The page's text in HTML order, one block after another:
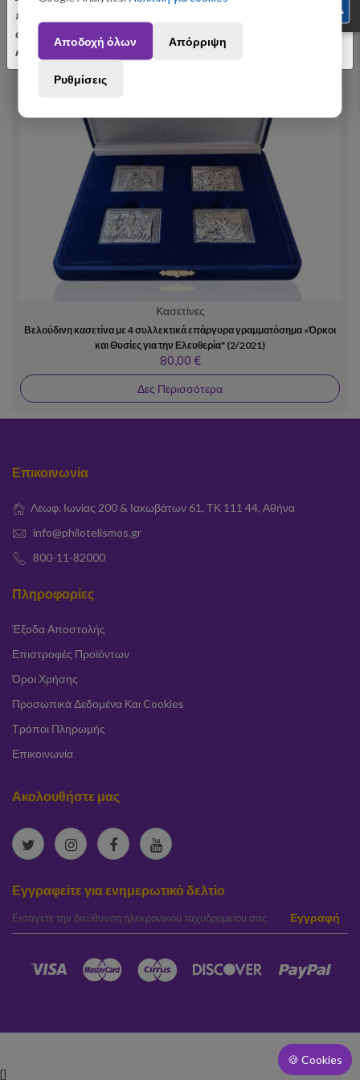
πραγματοποιηθούν από 3 έως 31 Αυγούστου ενδέχεται να
αποσταλούν με σχετική καθυστέρηση. Ευχαριστούμε για την
κατανόηση.
Κασετίνες
Βελούδινη κασετίνα με 4 συλλεκτικά επάργυρα γραμματόσημα «Όρκοι
και Θυσίες για την Ελευθερία" (2/2021)
80,00 €
Δες Περισσότερα
Επικοινωνία
Λεωφ. Ιωνίας 200 & Ιακωβάτων 61, ΤΚ 111 44, Αθήνα
info@philotelismos.gr
800-11-82000
Πληροφορίες
Έξοδα Αποστολής
Επιστροφές Προϊόντων
Όροι Χρήσης
Προσωπικά Δεδομένα Και Cookies
Τρόποι Πληρωμής
Επικοινωνία
Ακολουθήστε μας
Εγγραφείτε για ενημερωτικό δελτίο
elta Εγγραφή
[]
Αποδοχή όλων Απόρριψη
Ρυθμίσεις
🍪 Cookies